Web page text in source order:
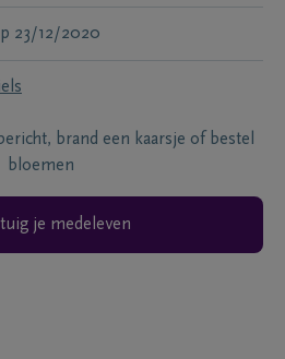
23/12/2020
brand een kaarsje of bestel
bloemen
je medeleven